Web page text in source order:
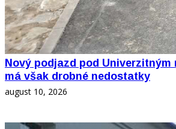
Nový podjazd pod Univerzitným
má však drobné nedostatky
august 10, 2026